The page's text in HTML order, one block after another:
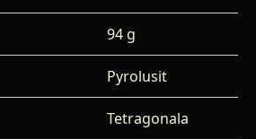
94 g
Pyrolusit
Tetragonala